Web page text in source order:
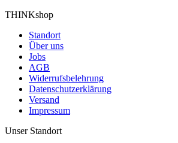
THINKshop
Standort
Über uns
Jobs
AGB
Widerrufsbelehrung
Datenschutzerklärung
Versand
Impressum
Unser Standort